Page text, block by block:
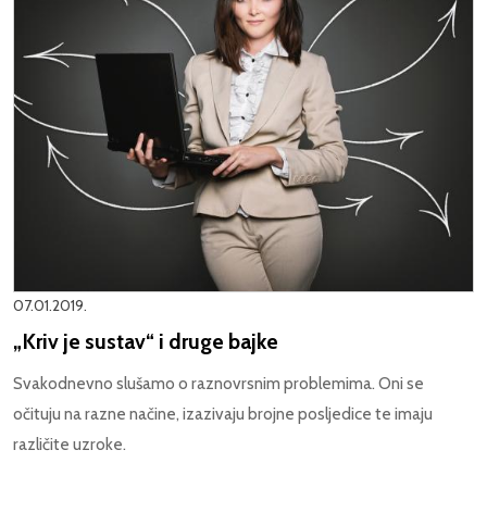
07.01.2019.
„Kriv je sustav“ i druge bajke
Svakodnevno slušamo o raznovrsnim problemima. Oni se
očituju na razne načine, izazivaju brojne posljedice te imaju
različite uzroke.